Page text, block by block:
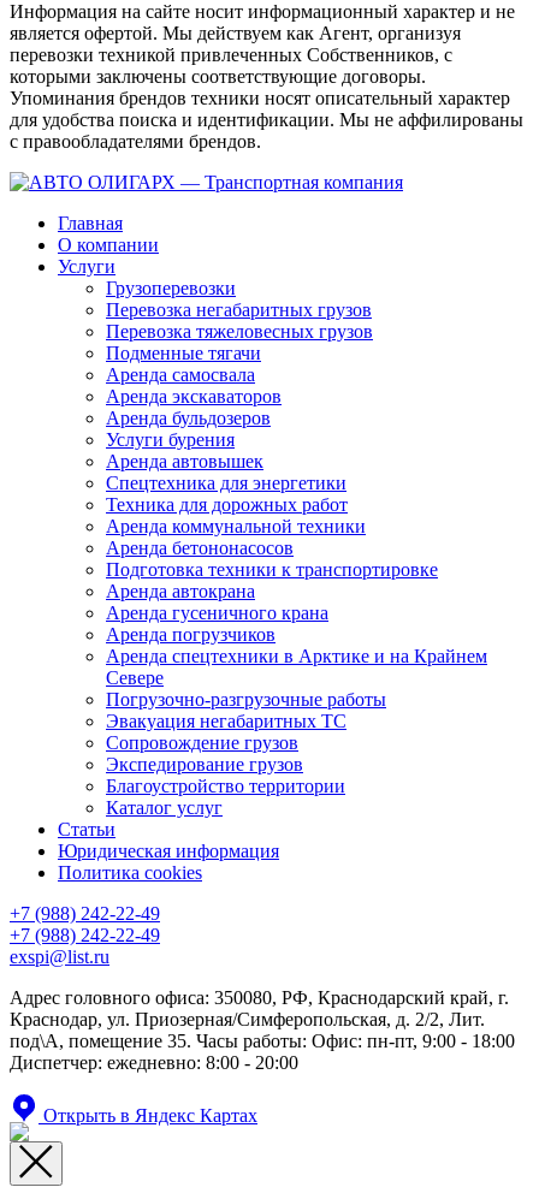
Информация на сайте носит информационный характер и не
является офертой. Мы действуем как Агент, организуя
перевозки техникой привлеченных Собственников, с
которыми заключены соответствующие договоры.
Упоминания брендов техники носят описательный характер
для удобства поиска и идентификации. Мы не аффилированы
с правообладателями брендов.
Главная
О компании
Услуги
Грузоперевозки
Перевозка негабаритных грузов
Перевозка тяжеловесных грузов
Подменные тягачи
Аренда самосвала
Аренда экскаваторов
Аренда бульдозеров
Услуги бурения
Аренда автовышек
Спецтехника для энергетики
Техника для дорожных работ
Аренда коммунальной техники
Аренда бетононасосов
Подготовка техники к транспортировке
Аренда автокрана
Аренда гусеничного крана
Аренда погрузчиков
Аренда спецтехники в Арктике и на Крайнем
Севере
Погрузочно-разгрузочные работы
Эвакуация негабаритных ТС
Сопровождение грузов
Экспедирование грузов
Благоустройство территории
Каталог услуг
Статьи
Юридическая информация
Политика cookies
+7 (988) 242-22-49
+7 (988) 242-22-49
exspi@list.ru
Адрес головного офиса: 350080, РФ, Краснодарский край, г.
Краснодар, ул. Приозерная/Симферопольская, д. 2/2, Лит.
под\А, помещение 35. Часы работы: Офис: пн-пт, 9:00 - 18:00
Диспетчер: ежедневно: 8:00 - 20:00
Открыть в Яндекс Картах